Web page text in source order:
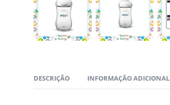
DESCRIÇÃO INFORMAÇÃO ADICIONAL